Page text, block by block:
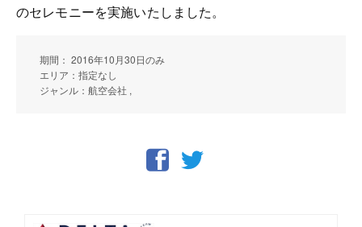
のセレモニーを実施いたしました。
期間： 2016年10月30日のみ
エリア：指定なし
ジャンル：航空会社 ,